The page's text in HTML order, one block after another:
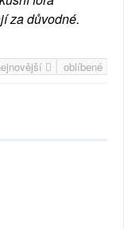
za důvodné.
oblíbené